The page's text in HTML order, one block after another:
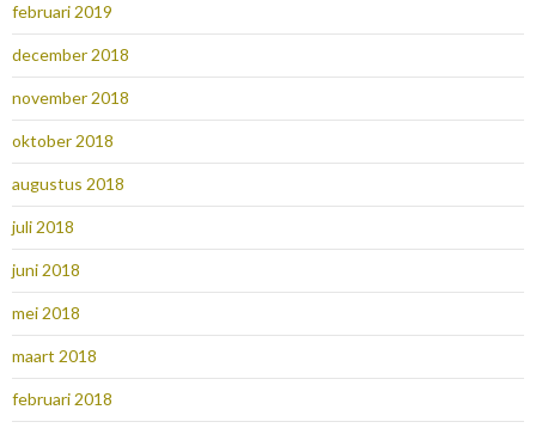
februari 2019
december 2018
november 2018
oktober 2018
augustus 2018
juli 2018
juni 2018
mei 2018
maart 2018
februari 2018